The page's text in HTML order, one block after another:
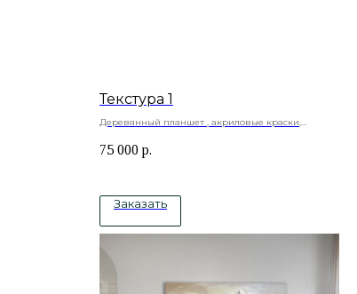
Текстура 1
Деревянный планшет , акриловые краски,
75 000 р.
Заказать